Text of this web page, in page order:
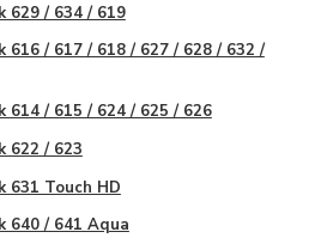
629 / 634 / 619
616 / 617 / 618 / 627 / 628 / 632 /
614 / 615 / 624 / 625 / 626
622 / 623
631 Touch HD
640 / 641 Aqua